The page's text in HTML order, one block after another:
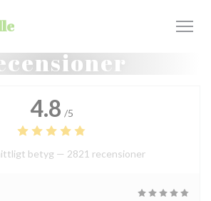
4.8 /5
betyg — 2821 recensioner